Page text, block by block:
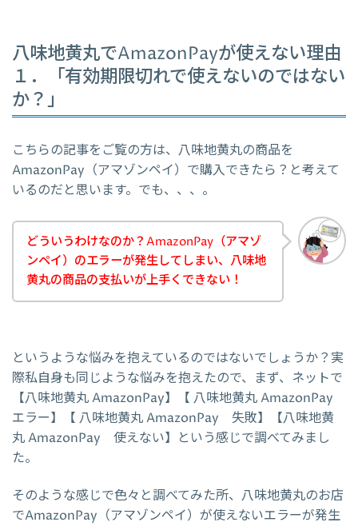
八味地黄丸でAmazonPayが使えない理由
１．「有効期限切れで使えないのではない
か？」
こちらの記事をご覧の方は、八味地黄丸の商品を
AmazonPay（アマゾンペイ）で購入できたら？と考えて
いるのだと思います。でも、、、。
どういうわけなのか？AmazonPay（アマゾ
ンペイ）のエラーが発生してしまい、八味地
黄丸の商品の支払いが上手くできない！
というような悩みを抱えているのではないでしょうか？実
際私自身も同じような悩みを抱えたので、まず、ネットで
【八味地黄丸 AmazonPay】【 八味地黄丸 AmazonPay
エラー】【 八味地黄丸 AmazonPay 失敗】【八味地黄
丸 AmazonPay 使えない】という感じで調べてみまし
た。
そのような感じで色々と調べてみた所、八味地黄丸のお店
でAmazonPay（アマゾンペイ）が使えないエラーが発生